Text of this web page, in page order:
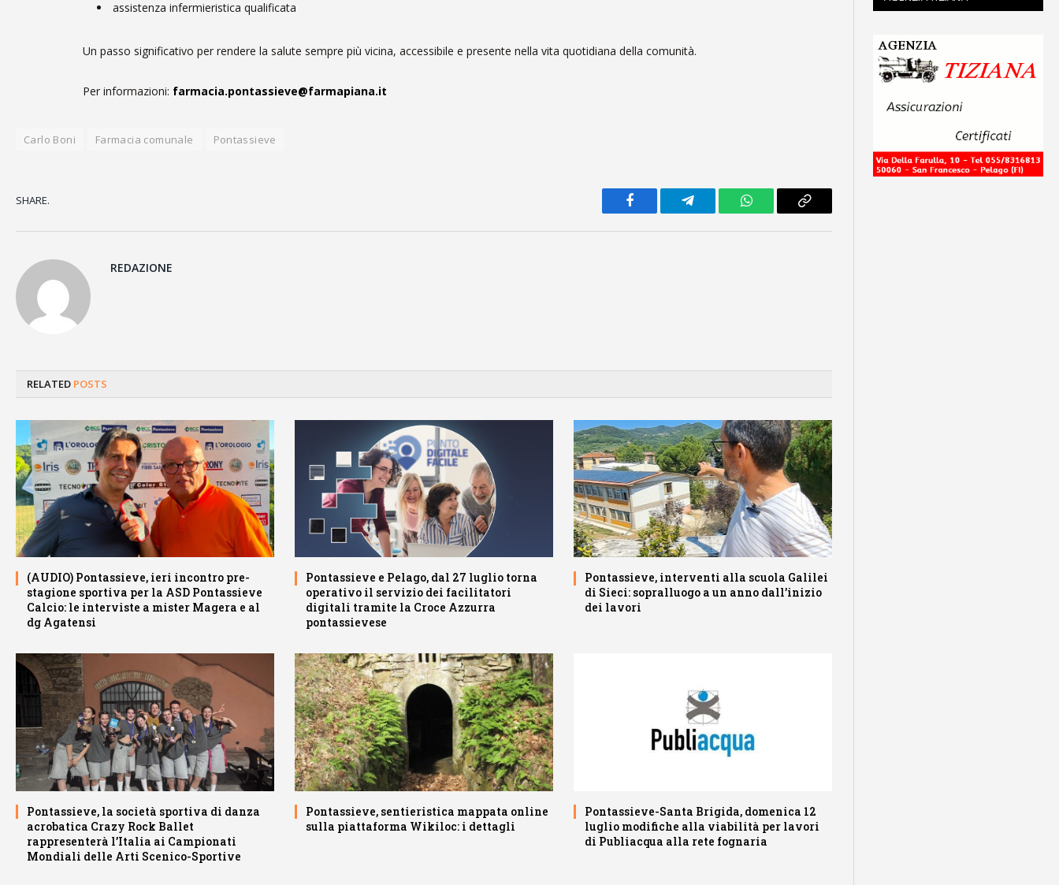
assistenza infermieristica qualificata
Un passo significativo per rendere la salute sempre più vicina, accessibile e presente nella vita quotidiana della comunità.
Per informazioni: farmacia.pontassieve@farmapiana.it
Carlo Boni Farmacia comunale Pontassieve
SHARE.
Facebook Telegram WhatsAppCopy
REDAZIONE
RELATED POSTS
(AUDIO) Pontassieve, ieri incontro pre-
stagione sportiva per la ASD Pontassieve
Calcio: le interviste a mister Magera e al
dg Agatensi
Pontassieve e Pelago, dal 27 luglio torna
operativo il servizio dei facilitatori
digitali tramite la Croce Azzurra
pontassievese
Pontassieve, interventi alla scuola Galilei
di Sieci: sopralluogo a un anno dall’inizio
dei lavori
Pontassieve, la società sportiva di danza
acrobatica Crazy Rock Ballet
rappresenterà l’Italia ai Campionati
Mondiali delle Arti Scenico-Sportive
Pontassieve, sentieristica mappata online
sulla piattaforma Wikiloc: i dettagli
Pontassieve-Santa Brigida, domenica 12
luglio modifiche alla viabilità per lavori
di Publiacqua alla rete fognaria